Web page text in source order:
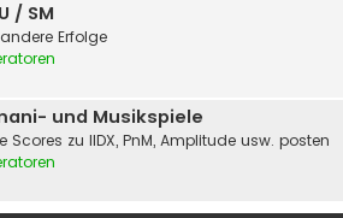
/ SM
Erfolge
und Musikspiele
Scores zu IIDX, PnM, Amplitude usw. posten